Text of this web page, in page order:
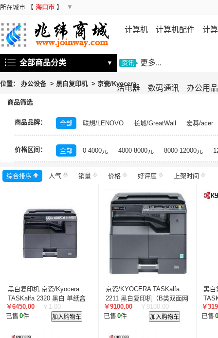
所在城市 【 海口市 】 ▼
计算机 计算机配件 计
机 存储设备
活电器 数码通讯 办公用品
全部商品分类 ▼ 资讯 更多...
位置： 办公设备> 黑白复印机> 京瓷/Kyocera
商品筛选
商品品牌： 全部 联想/LENOVO 长城/GreatWall
宏碁/acer
富士施乐/Fuji Xerox
华硕/ASUS 戴尔/DELL
三
飞利浦/PHILIPS
TCL 长虹/CHANGHONG
索
理光/RICOH
大华/dahua 奔图/PANTUM
金典/
齐心/Comix
科密/comet 希沃/seewo
中福/
碎乐/Ceiro 柯达/Kodak
日立/
捷宇/JOYUSING
皓丽/Horion 北峰/BFDX
叠云/Cloudecker
麦克赛尔/maxell
惠科/HKC
高科光电/GKGD 清大视讯
迅英/Bulldex 艾博德/iBoard
歌派/GEPAD
立思辰/LANXUM 利盟/Lexmark
英士/inASK
LG 中矗/ZHONGCHU
顶尖/OVERTOP
富山/TOMAYA
爱维达/EVADA
新中新/synjones
价格区间： 全部 0-4000元 4000-8000元 8000-12000元
综合排序 人气 销量 价格 好评度 上架时间
黑白复印机 京瓷/Kyocera
TASKalfa 2320 黑白 单纸盒
无
￥6450.00
￥1.00
已售 0件 加入购物车
京瓷/KYOCERA TASKalfa
2211 黑白复印机（B类双面网
络配置）
￥9100.00
￥9100.00
已售 0件 加入购物车
黑白
￥
已售 0